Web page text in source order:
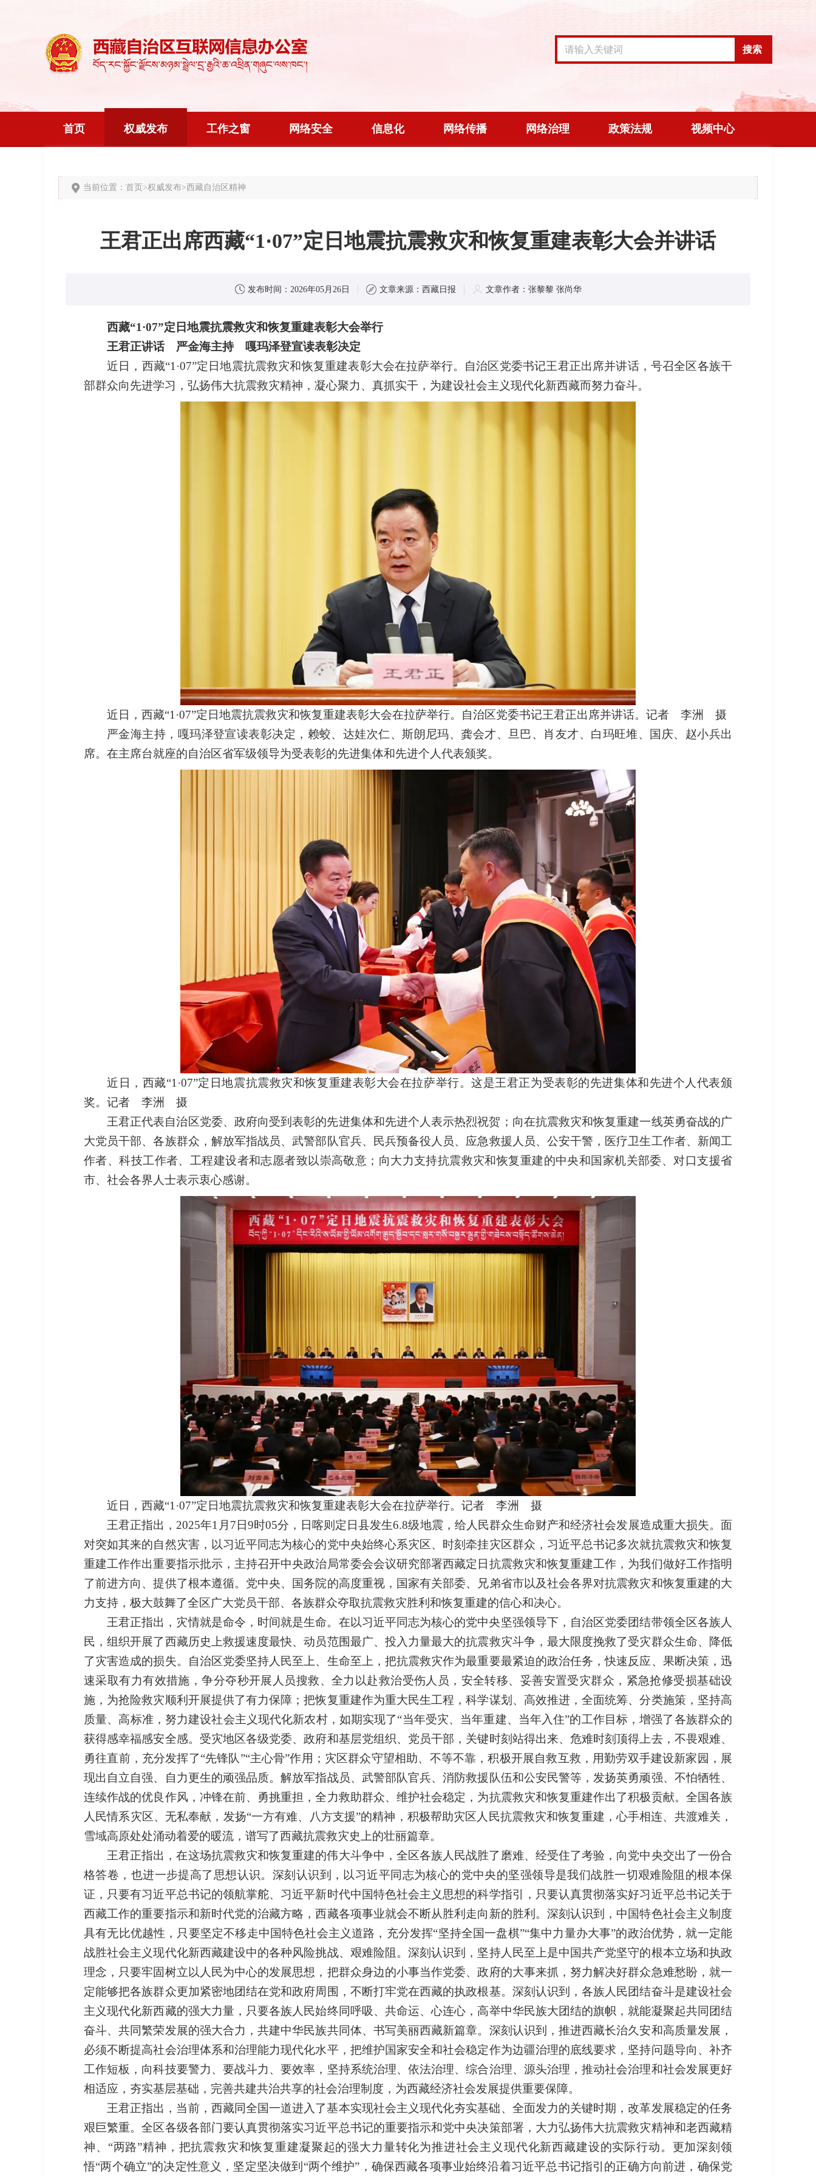
搜索
首页 权威发布 工作之窗 网络安全 信息化 网络传播 网络治理 政策法规 视频中心
当前位置： 首页 >权威发布>西藏自治区精神
王君正出席西藏“1·07”定日地震抗震救灾和恢复重建表彰大会并讲话
发布时间： 2026年05月26日 文章来源： 西藏日报 文章作者： 张黎黎 张尚华
西藏“1·07”定日地震抗震救灾和恢复重建表彰大会举行
王君正讲话 严金海主持 嘎玛泽登宣读表彰决定
近日，西藏“1·07”定日地震抗震救灾和恢复重建表彰大会在拉萨举行。自治区党委书记王君正出席并讲话，号召全区各族干
部群众向先进学习，弘扬伟大抗震救灾精神，凝心聚力、真抓实干，为建设社会主义现代化新西藏而努力奋斗。
近日，西藏“1·07”定日地震抗震救灾和恢复重建表彰大会在拉萨举行。自治区党委书记王君正出席并讲话。记者 李洲 摄
严金海主持，嘎玛泽登宣读表彰决定，赖蛟、达娃次仁、斯朗尼玛、龚会才、旦巴、肖友才、白玛旺堆、国庆、赵小兵出
席。在主席台就座的自治区省军级领导为受表彰的先进集体和先进个人代表颁奖。
近日，西藏“1·07”定日地震抗震救灾和恢复重建表彰大会在拉萨举行。这是王君正为受表彰的先进集体和先进个人代表颁
奖。记者 李洲 摄
王君正代表自治区党委、政府向受到表彰的先进集体和先进个人表示热烈祝贺；向在抗震救灾和恢复重建一线英勇奋战的广
大党员干部、各族群众，解放军指战员、武警部队官兵、民兵预备役人员、应急救援人员、公安干警，医疗卫生工作者、新闻工
作者、科技工作者、工程建设者和志愿者致以崇高敬意；向大力支持抗震救灾和恢复重建的中央和国家机关部委、对口支援省
市、社会各界人士表示衷心感谢。
近日，西藏“1·07”定日地震抗震救灾和恢复重建表彰大会在拉萨举行。记者 李洲 摄
王君正指出，2025年1月7日9时05分，日喀则定日县发生6.8级地震，给人民群众生命财产和经济社会发展造成重大损失。面
对突如其来的自然灾害，以习近平同志为核心的党中央始终心系灾区、时刻牵挂灾区群众，习近平总书记多次就抗震救灾和恢复
重建工作作出重要指示批示，主持召开中央政治局常委会会议研究部署西藏定日抗震救灾和恢复重建工作，为我们做好工作指明
了前进方向、提供了根本遵循。党中央、国务院的高度重视，国家有关部委、兄弟省市以及社会各界对抗震救灾和恢复重建的大
力支持，极大鼓舞了全区广大党员干部、各族群众夺取抗震救灾胜利和恢复重建的信心和决心。
王君正指出，灾情就是命令，时间就是生命。在以习近平同志为核心的党中央坚强领导下，自治区党委团结带领全区各族人
民，组织开展了西藏历史上救援速度最快、动员范围最广、投入力量最大的抗震救灾斗争，最大限度挽救了受灾群众生命、降低
了灾害造成的损失。自治区党委坚持人民至上、生命至上，把抗震救灾作为最重要最紧迫的政治任务，快速反应、果断决策，迅
速采取有力有效措施，争分夺秒开展人员搜救、全力以赴救治受伤人员，安全转移、妥善安置受灾群众，紧急抢修受损基础设
施，为抢险救灾顺利开展提供了有力保障；把恢复重建作为重大民生工程，科学谋划、高效推进，全面统筹、分类施策，坚持高
质量、高标准，努力建设社会主义现代化新农村，如期实现了“当年受灾、当年重建、当年入住”的工作目标，增强了各族群众的
获得感幸福感安全感。受灾地区各级党委、政府和基层党组织、党员干部，关键时刻站得出来、危难时刻顶得上去，不畏艰难、
勇往直前，充分发挥了“先锋队”“主心骨”作用；灾区群众守望相助、不等不靠，积极开展自救互救，用勤劳双手建设新家园，展
现出自立自强、自力更生的顽强品质。解放军指战员、武警部队官兵、消防救援队伍和公安民警等，发扬英勇顽强、不怕牺牲、
连续作战的优良作风，冲锋在前、勇挑重担，全力救助群众、维护社会稳定，为抗震救灾和恢复重建作出了积极贡献。全国各族
人民情系灾区、无私奉献，发扬“一方有难、八方支援”的精神，积极帮助灾区人民抗震救灾和恢复重建，心手相连、共渡难关，
雪域高原处处涌动着爱的暖流，谱写了西藏抗震救灾史上的壮丽篇章。
王君正指出，在这场抗震救灾和恢复重建的伟大斗争中，全区各族人民战胜了磨难、经受住了考验，向党中央交出了一份合
格答卷，也进一步提高了思想认识。深刻认识到，以习近平同志为核心的党中央的坚强领导是我们战胜一切艰难险阻的根本保
证，只要有习近平总书记的领航掌舵、习近平新时代中国特色社会主义思想的科学指引，只要认真贯彻落实好习近平总书记关于
西藏工作的重要指示和新时代党的治藏方略，西藏各项事业就会不断从胜利走向新的胜利。深刻认识到，中国特色社会主义制度
具有无比优越性，只要坚定不移走中国特色社会主义道路，充分发挥“坚持全国一盘棋”“集中力量办大事”的政治优势，就一定能
战胜社会主义现代化新西藏建设中的各种风险挑战、艰难险阻。深刻认识到，坚持人民至上是中国共产党坚守的根本立场和执政
理念，只要牢固树立以人民为中心的发展思想，把群众身边的小事当作党委、政府的大事来抓，努力解决好群众急难愁盼，就一
定能够把各族群众更加紧密地团结在党和政府周围，不断打牢党在西藏的执政根基。深刻认识到，各族人民团结奋斗是建设社会
主义现代化新西藏的强大力量，只要各族人民始终同呼吸、共命运、心连心，高举中华民族大团结的旗帜，就能凝聚起共同团结
奋斗、共同繁荣发展的强大合力，共建中华民族共同体、书写美丽西藏新篇章。深刻认识到，推进西藏长治久安和高质量发展，
必须不断提高社会治理体系和治理能力现代化水平，把维护国家安全和社会稳定作为边疆治理的底线要求，坚持问题导向、补齐
工作短板，向科技要警力、要战斗力、要效率，坚持系统治理、依法治理、综合治理、源头治理，推动社会治理和社会发展更好
相适应，夯实基层基础，完善共建共治共享的社会治理制度，为西藏经济社会发展提供重要保障。
王君正指出，当前，西藏同全国一道进入了基本实现社会主义现代化夯实基础、全面发力的关键时期，改革发展稳定的任务
艰巨繁重。全区各级各部门要认真贯彻落实习近平总书记的重要指示和党中央决策部署，大力弘扬伟大抗震救灾精神和老西藏精
神、“两路”精神，把抗震救灾和恢复重建凝聚起的强大力量转化为推进社会主义现代化新西藏建设的实际行动。更加深刻领
悟“两个确立”的决定性意义，坚定坚决做到“两个维护”，确保西藏各项事业始终沿着习近平总书记指引的正确方向前进，确保党